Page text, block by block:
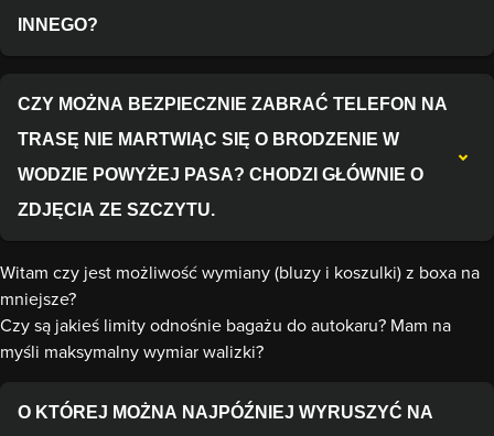
INNEGO?
CZY MOŻNA BEZPIECZNIE ZABRAĆ TELEFON NA
TRASĘ NIE MARTWIĄC SIĘ O BRODZENIE W
WODZIE POWYŻEJ PASA? CHODZI GŁÓWNIE O
ZDJĘCIA ZE SZCZYTU.
Witam czy jest możliwość wymiany (bluzy i koszulki) z boxa na
mniejsze?
Czy są jakieś limity odnośnie bagażu do autokaru? Mam na
myśli maksymalny wymiar walizki?
O KTÓREJ MOŻNA NAJPÓŹNIEJ WYRUSZYĆ NA